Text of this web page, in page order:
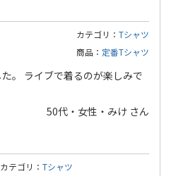
カテゴリ： Tシャツ
商品： 定番Tシャツ
。 ライブで着るのが楽しみで
50代・女性・みけ さん
カテゴリ： Tシャツ